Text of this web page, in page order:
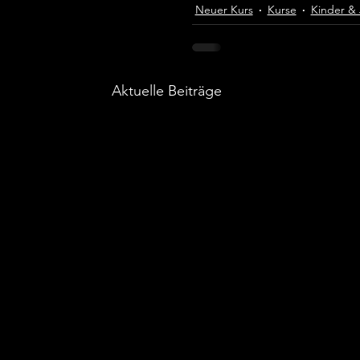
Neuer Kurs Kurse Kinder &
Aktuelle Beiträge